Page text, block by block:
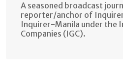
A seasoned broadcast
reporter/anchor of
Inquirer-Manila under the
Companies (IGC).